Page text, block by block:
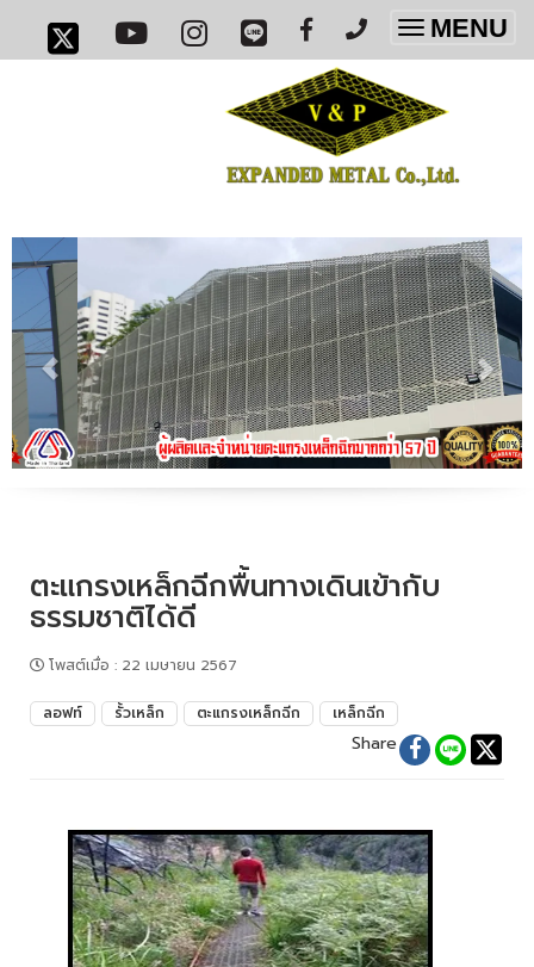
Toggle
MENU
ตะแกรงเหล็กฉีกพื้นทางเดินเข้ากับ
ธรรมชาติได้ดี
โพสต์เมื่อ : 22 เมษายน 2567
ลอฟท์ รั้วเหล็ก ตะแกรงเหล็กฉีก เหล็กฉีก
Share